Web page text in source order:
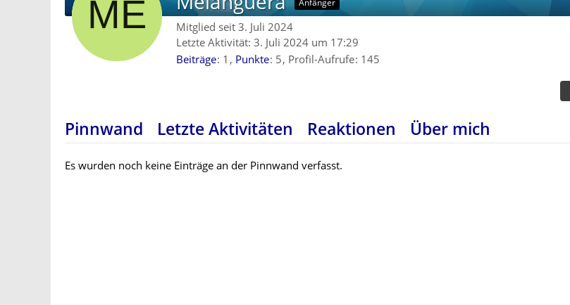
Anfänger
Mitglied seit 3. Juli 2024
Letzte Aktivität: 3. Juli 2024 um 17:29
Beiträge 1 Punkte 5 Profil-Aufrufe 145
Pinnwand Letzte Aktivitäten Reaktionen Über mich
Es wurden noch keine Einträge an der Pinnwand verfasst.